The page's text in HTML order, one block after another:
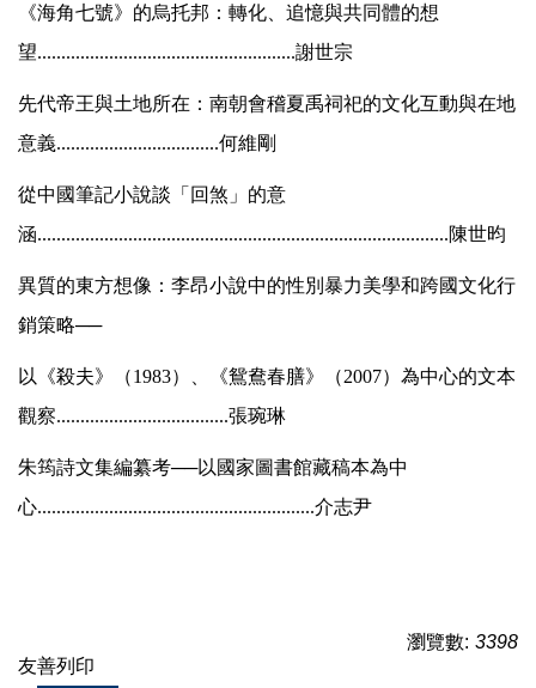
《海角七號》的烏托邦：轉化、追憶與共同體的想
望......................................................謝世宗
先代帝王與土地所在：南朝會稽夏禹祠祀的文化互動與在地
意義..................................何維剛
從中國筆記小說談「回煞」的意
涵......................................................................................陳世昀
異質的東方想像：李昂小說中的性別暴力美學和跨國文化行
銷策略──
以《殺夫》（1983）、《鴛鴦春膳》（2007）為中心的文本
觀察....................................張琬琳
朱筠詩文集編纂考──以國家圖書館藏稿本為中
心..........................................................介志尹
瀏覽數: 3398
友善列印